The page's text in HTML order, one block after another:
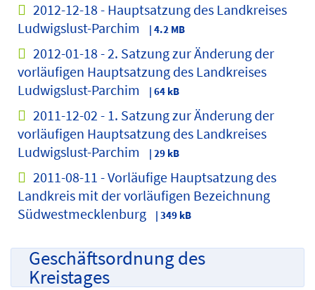
2012-12-18 - Hauptsatzung des Landkreises
Ludwigslust-Parchim
| 4.2 MB
2012-01-18 - 2. Satzung zur Änderung der
vorläufigen Hauptsatzung des Landkreises
Ludwigslust-Parchim
| 64 kB
2011-12-02 - 1. Satzung zur Änderung der
vorläufigen Hauptsatzung des Landkreises
Ludwigslust-Parchim
| 29 kB
2011-08-11 - Vorläufige Hauptsatzung des
Landkreis mit der vorläufigen Bezeichnung
Südwestmecklenburg
| 349 kB
Geschäftsordnung des
Kreistages